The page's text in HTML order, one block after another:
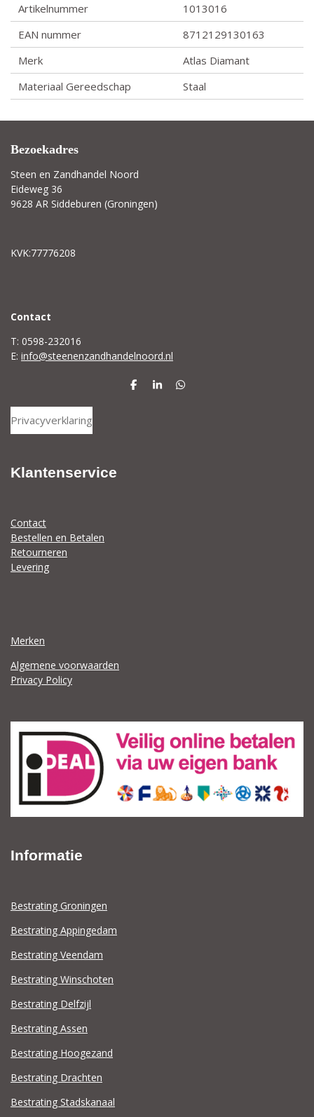
Artikelnummer
1013016
EAN nummer
8712129130163
Merk
Atlas Diamant
Materiaal Gereedschap
Staal
Bezoekadres
Steen en Zandhandel Noord
Eideweg 36
9628 AR Siddeburen (Groningen)
KVK:77776208
Contact
T: 0598-232016
E: info@steenenzandhandelnoord.nl
D
S
D
Privacyverklaring
Klantenservice
Contact
Bestellen en Betalen
Retourneren
Levering
Merken
Algemene voorwaarden
Privacy Policy
Informatie
Bestrating Groningen
Bestrating Appingedam
Bestrating Veendam
Bestrating Winschoten
Bestrating Delfzijl
Bestrating Assen
Bestrating Hoogezand
Bestrating Drachten
Bestrating Stadskanaal